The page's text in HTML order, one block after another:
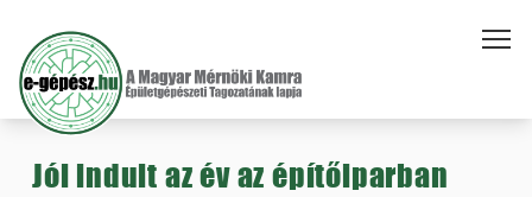
Jól indult az év az építőiparban